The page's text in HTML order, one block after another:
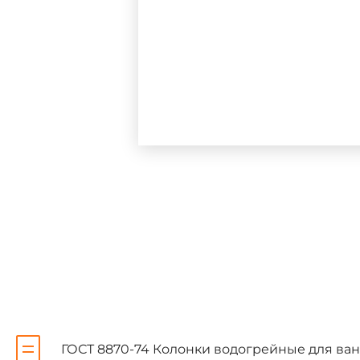
ГОСТ 8870-74 Колонки водогрейные для